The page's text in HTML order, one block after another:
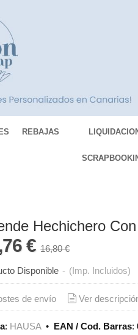
REBAJAS
Hechichero
€16,80 €
Disponible - (Imp. Incluidos)
de envío Ver
: HAUSA• EAN / Cod. Barras: